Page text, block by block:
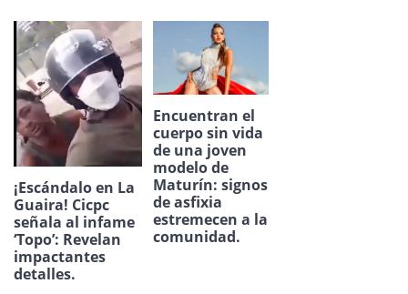
¡Escándalo en La
Guaira! Cicpc
señala al infame
‘Topo’: Revelan
impactantes
detalles.
Encuentran el
cuerpo sin vida
de una joven
modelo de
Maturín: signos
de asfixia
estremecen a la
comunidad.